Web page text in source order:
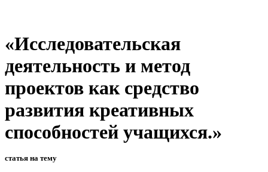
«Исследовательская
деятельность и метод
проектов как средство
развития креативных
способностей учащихся.»
статья на тему